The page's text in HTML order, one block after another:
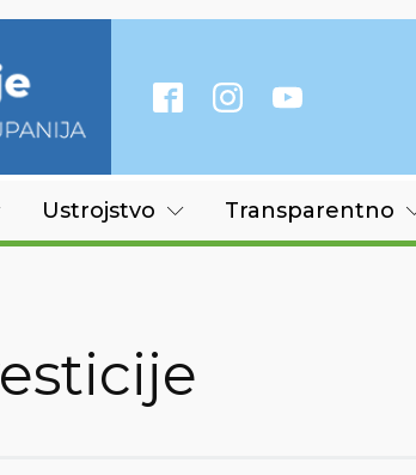
Ustrojstvo Transparentno